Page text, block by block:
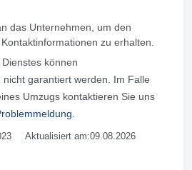
das Unternehmen, um den
zu erhalten.
können
garantiert werden. Im Falle
Umzugs kontaktieren Sie uns
Aktualisiert am:09.08.2026